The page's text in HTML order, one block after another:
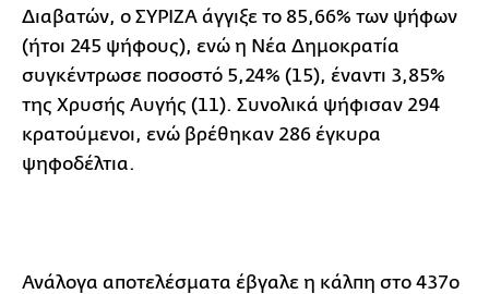
Διαβατών, ο ΣΥΡΙΖΑ άγγιξε το 85,66% των ψήφων
(ήτοι 245 ψήφους), ενώ η Νέα Δημοκρατία
συγκέντρωσε ποσοστό 5,24% (15), έναντι 3,85%
της Χρυσής Αυγής (11). Συνολικά ψήφισαν 294
κρατούμενοι, ενώ βρέθηκαν 286 έγκυρα
ψηφοδέλτια.
Ανάλογα αποτελέσματα έβγαλε η κάλπη στο 437ο